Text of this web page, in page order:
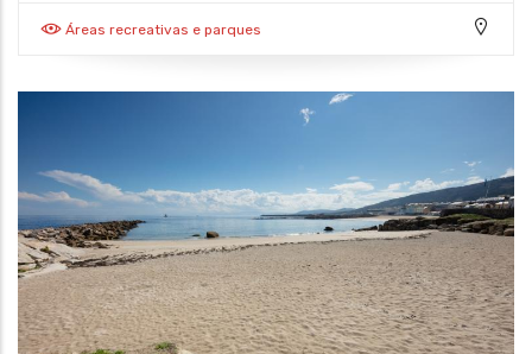
Áreas recreativas e parques